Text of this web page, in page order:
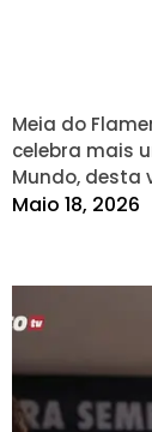
Meia do
celebra mais
Mundo, desta
Maio 18, 2026